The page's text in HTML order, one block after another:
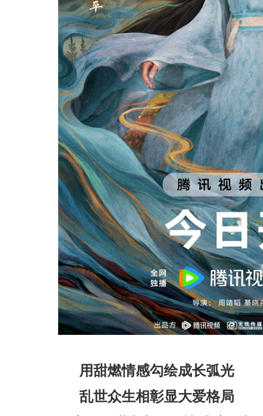
用甜燃情感勾绘成长弧光
乱世众生相彰显大爱格局